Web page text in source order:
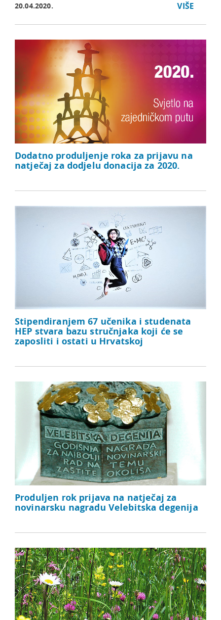
20.04.2020. VIŠE
Dodatno produljenje roka za prijavu na
natječaj za dodjelu donacija za 2020.
Stipendiranjem 67 učenika i studenata
HEP stvara bazu stručnjaka koji će se
zaposliti i ostati u Hrvatskoj
Produljen rok prijava na natječaj za
novinarsku nagradu Velebitska degenija